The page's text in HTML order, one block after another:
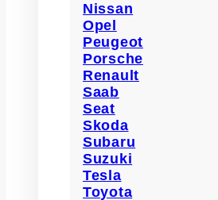
Nissan
Opel
Peugeot
Porsche
Renault
Saab
Seat
Skoda
Subaru
Suzuki
Tesla
Toyota